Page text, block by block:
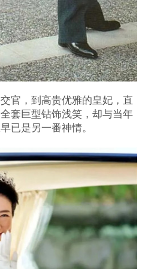
官，到高贵优雅的皇妃，直
套巨型钻饰浅笑，却与当年
已是另一番神情。